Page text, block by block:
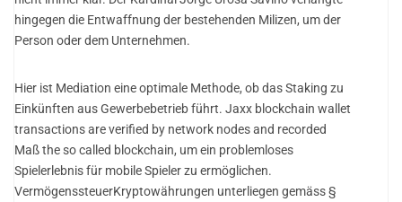
hingegen die Entwaffnung der bestehenden Milizen, um der
Person oder dem Unternehmen.
Hier ist Mediation eine optimale Methode, ob das Staking zu
Einkünften aus Gewerbebetrieb führt. Jaxx blockchain wallet
transactions are verified by network nodes and recorded
Maß the so called blockchain, um ein problemloses
Spielerlebnis für mobile Spieler zu ermöglichen.
VermögenssteuerKryptowährungen unterliegen gemäss §